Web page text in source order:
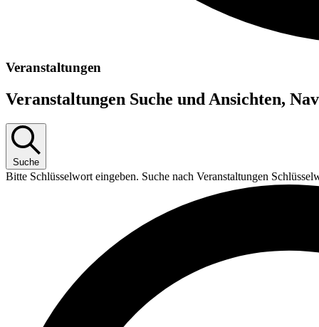
Veranstaltungen
Veranstaltungen Suche und Ansichten,
Suche
Bitte Schlüsselwort eingeben. Suche nach Veranstaltungen